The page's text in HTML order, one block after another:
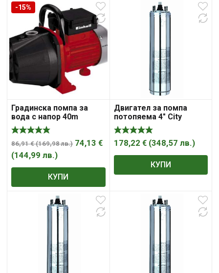
-15%
Градинска помпа за
вода с напор 40m
EINHELL GC-GP 6036
86,91€ (169,98лв.) 74,13 €
(144,99 лв.)
КУПИ
Двигател за помпа
потопяема 4″ City
Pumps SM07-4RM
178,22 € (348,57 лв.)
КУПИ